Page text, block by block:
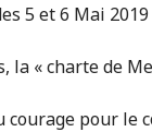
5 et 6 Mai 2019
la « charte de
courage pour le